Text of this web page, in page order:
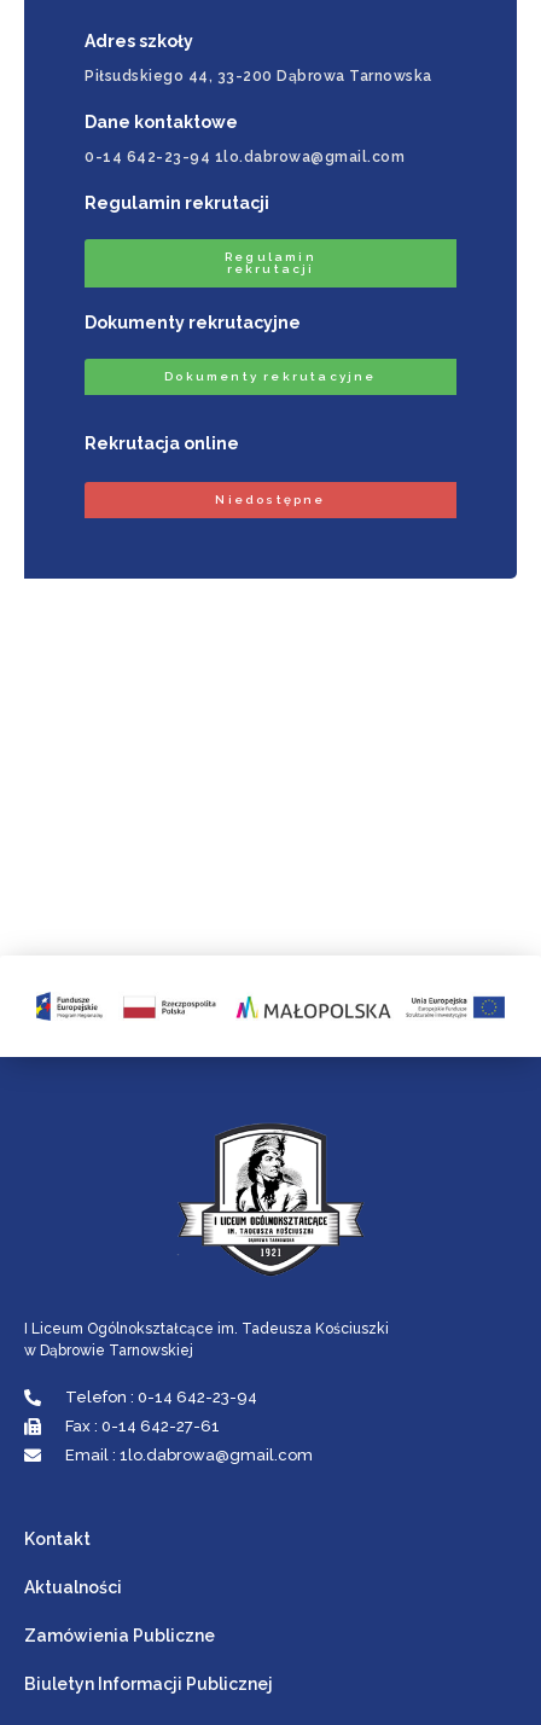
Adres szkoły
Piłsudskiego 44, 33-200 Dąbrowa Tarnowska
Dane kontaktowe
0-14 642-23-94 1lo.dabrowa@gmail.com
Regulamin rekrutacji
Regulamin
rekrutacji
Dokumenty rekrutacyjne
Dokumenty rekrutacyjne
Rekrutacja online
Niedostępne
I Liceum Ogólnokształcące im. Tadeusza Kościuszki
w Dąbrowie Tarnowskiej
Telefon : 0-14 642-23-94
Fax : 0-14 642-27-61
Email : 1lo.dabrowa@gmail.com
Kontakt
Aktualności
Zamówienia Publiczne
Biuletyn Informacji Publicznej